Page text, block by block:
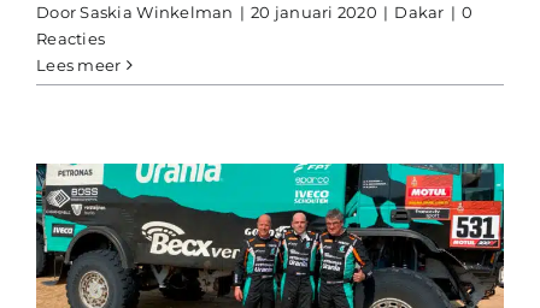
DoorSaskia Winkelman | 20 januari 2020 | Dakar | 0
Reacties
Lees meer